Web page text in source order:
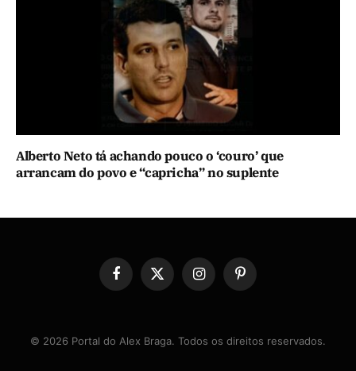
Alberto Neto tá achando pouco o ‘couro’ que
arrancam do povo e “capricha” no suplente
Facebook
X
(Twitter)
InstagramPinterest
© 2026 Portal do Alex Braga. Todos os direitos reservados.